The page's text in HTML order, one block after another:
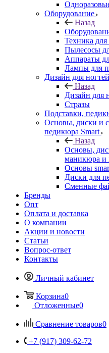
Оборудование
Назад
Техника для
Пылесосы
Аппараты
Лампы для
Дизайн для ногтей
Назад
Дизайн для
Стразы
Подставки,
Основы, диски и
педикюра Smart
Назад
Основы,
маникюра и
Основы
Диски для
Сменные
Бренды
Опт
Оплата и доставка
О компании
Акции и новости
Статьи
Вопрос-ответ
Контакты
Личный кабинет
Корзина0
Отложенные0
Сравнение товаров0
+7 (917) 309-62-72